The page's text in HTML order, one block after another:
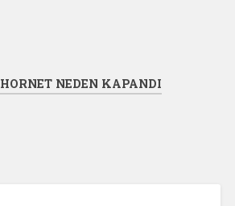
HORNET NEDEN KAPANDI